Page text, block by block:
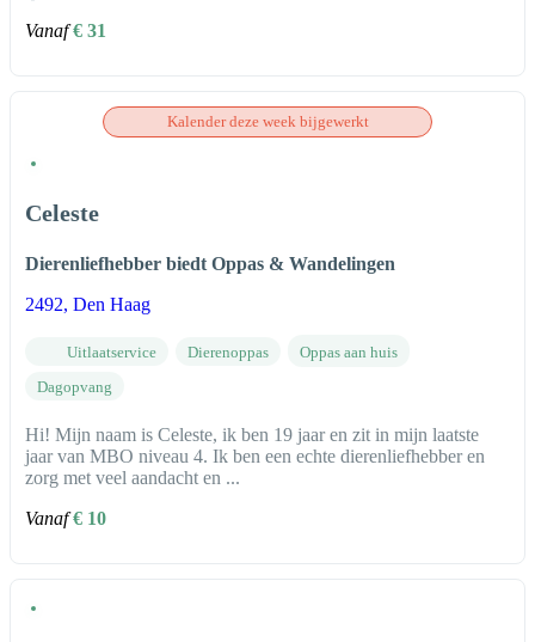
Vanaf€ 31
Kalender deze week bijgewerkt
Celeste
Dierenliefhebber biedt Oppas & Wandelingen
2492, Den Haag
Uitlaatservice Dierenoppas
Oppas aan huis
Dagopvang
Hi! Mijn naam is Celeste, ik ben 19 jaar en zit in mijn laatste
jaar van MBO niveau 4. Ik ben een echte dierenliefhebber en
zorg met veel aandacht en ...
Vanaf€ 10